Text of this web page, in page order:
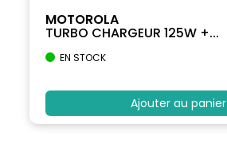
MOTOROLA
TURBO CHARGEUR 125W +...
EN STOCK
Ajouter au panier